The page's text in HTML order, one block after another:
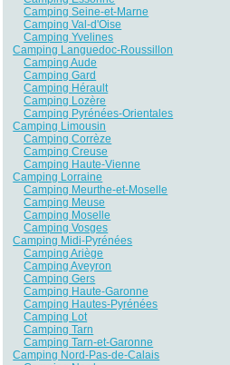
Camping Seine-et-Marne
Camping Val-d'Oise
Camping Yvelines
Camping Languedoc-Roussillon
Camping Aude
Camping Gard
Camping Hérault
Camping Lozère
Camping Pyrénées-Orientales
Camping Limousin
Camping Corrèze
Camping Creuse
Camping Haute-Vienne
Camping Lorraine
Camping Meurthe-et-Moselle
Camping Meuse
Camping Moselle
Camping Vosges
Camping Midi-Pyrénées
Camping Ariège
Camping Aveyron
Camping Gers
Camping Haute-Garonne
Camping Hautes-Pyrénées
Camping Lot
Camping Tarn
Camping Tarn-et-Garonne
Camping Nord-Pas-de-Calais